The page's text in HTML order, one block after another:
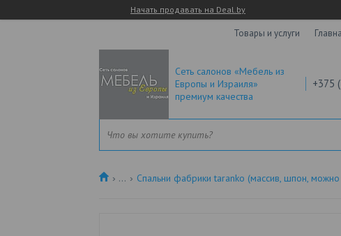
Начать продавать на Deal.by
Товары и услуги
Сеть салонов «Мебель из
Европы и Израиля»
премиум качества
+375
... Спальни фабрики taranko (массив, шпон, можно